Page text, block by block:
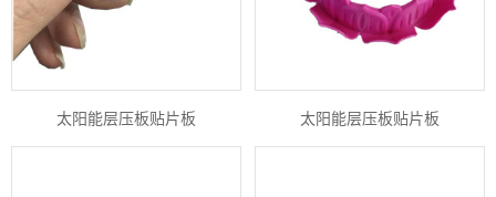
太阳能层压板贴片板 太阳能层压板贴片板